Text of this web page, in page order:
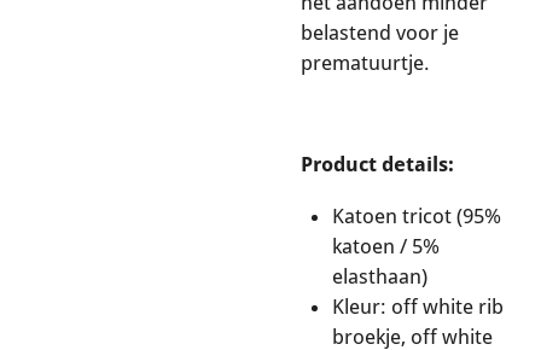
belastend voor je
prematuurtje.
Product details:
Katoen tricot (95%
katoen / 5%
elasthaan)
Kleur: off white rib
broekje, off white